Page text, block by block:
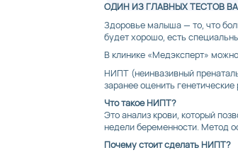
ОДИН ИЗ ГЛАВНЫХ ТЕСТОВ
Здоровье малыша — то, что
будет хорошо, есть
В клинике «Медэксперт»
НИПТ (неинвазивный
заранее оценить генетические
Что такое НИПТ?
Это анализ крови, который
недели беременности. Метод
Почему стоит сделать НИПТ?